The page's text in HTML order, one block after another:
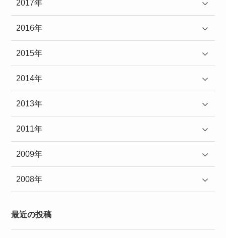
2017年
2016年
2015年
2014年
2013年
2011年
2009年
2008年
最近の投稿